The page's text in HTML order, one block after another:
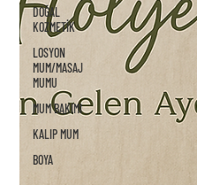
DOĞAL
KOZMETİK
LOSYON
MUM/MASAJ
MUMU
MUM BAKIMI
KALIP MUM
BOYA